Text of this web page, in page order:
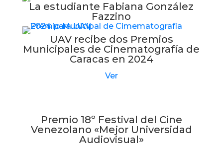
La estudiante Fabiana González
Fazzino
UAV recibe dos Premios
Municipales de Cinematografía de
Caracas en 2024
Ver
Premio 18º Festival del Cine
Venezolano «Mejor Universidad
Audiovisual»